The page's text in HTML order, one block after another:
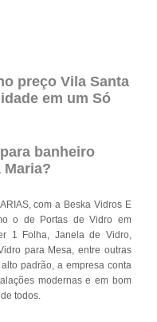
preço Vila Santa
em um Só
banheiro
Maria?
com a Beska Vidros E
o de Portas de Vidro em
1 Folha, Janela de Vidro,
para Mesa, entre outras
padrão, a empresa conta
modernas e em bom
todos.